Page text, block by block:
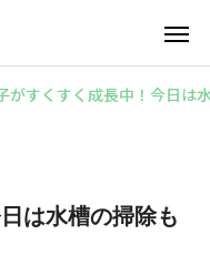
がすくすく成長中！今日は
は水槽の掃除も